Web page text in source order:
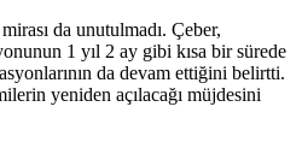
da unutulmadı. Çeber,
1 yıl 2 ay gibi kısa bir sürede
da devam ettiğini belirtti.
yeniden açılacağı müjdesini